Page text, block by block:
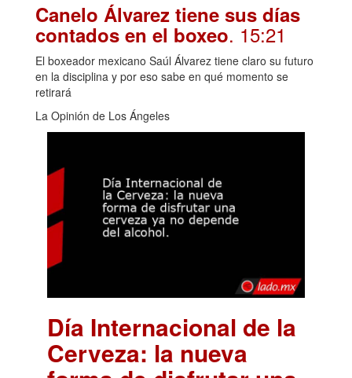
Canelo Álvarez tiene sus días
contados en el boxeo. 15:21
El boxeador mexicano Saúl Álvarez tiene claro su futuro
en la disciplina y por eso sabe en qué momento se
retirará
La Opinión de Los Ángeles
Día Internacional de la
Cerveza: la nueva